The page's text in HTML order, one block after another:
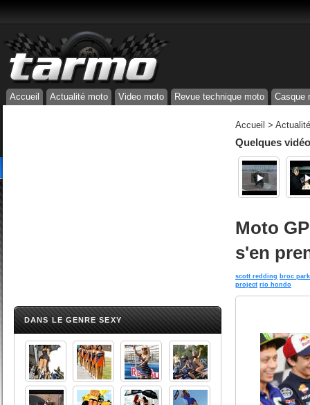
Accueil Actualité moto Video moto Revue technique moto Casque
DANS LE GENRE SEXY
Accueil >
Quelques
Moto
s'en
scott redding broc
project rio hondo